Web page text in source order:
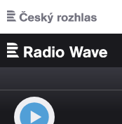
Přejít k hlavnímu obsahu